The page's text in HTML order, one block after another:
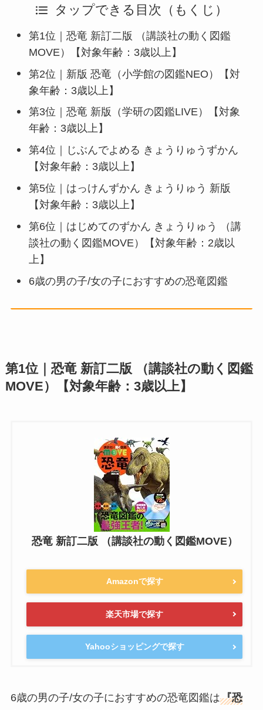
タップできる目次（もくじ）
第1位｜恐竜 新訂二版 （講談社の動く図鑑
MOVE）【対象年齢：3歳以上】
第2位｜新版 恐竜（小学館の図鑑NEO）【対
象年齢：3歳以上】
第3位｜恐竜 新版（学研の図鑑LIVE）【対象
年齢：3歳以上】
第4位｜じぶんでよめる きょうりゅうずかん
【対象年齢：3歳以上】
第5位｜はっけんずかん きょうりゅう 新版
【対象年齢：3歳以上】
第6位｜はじめてのずかん きょうりゅう （講
談社の動く図鑑MOVE）【対象年齢：2歳以
上】
6歳の男の子/女の子におすすめの恐竜図鑑
第1位｜恐竜 新訂二版 （講談社の動く図鑑
MOVE）【対象年齢：3歳以上】
恐竜 新訂二版 （講談社の動く図鑑MOVE）
Amazonで探す
楽天市場で探す
Yahooショッピングで探す
6歳の男の子/女の子におすすめの恐竜図鑑は『恐